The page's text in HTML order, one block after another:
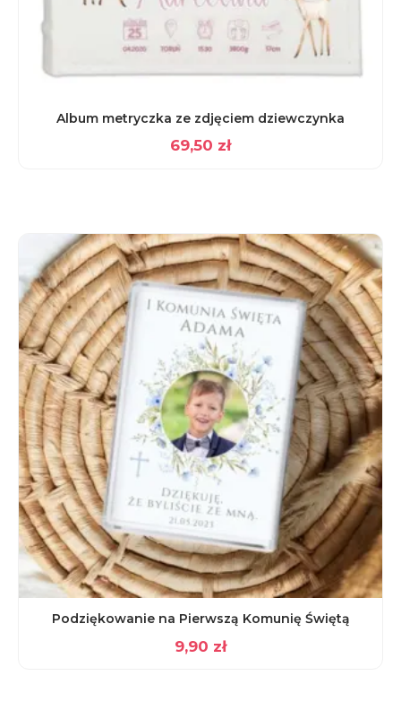
Album metryczka ze zdjęciem dziewczynka
69,50 zł
Podziękowanie na Pierwszą Komunię Świętą
9,90 zł